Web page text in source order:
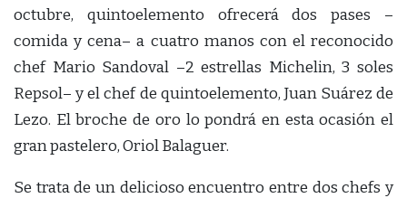
octubre, quintoelemento ofrecerá dos pases –
comida y cena– a cuatro manos con el reconocido
chef Mario Sandoval –2 estrellas Michelin, 3 soles
Repsol– y el chef de quintoelemento, Juan Suárez de
Lezo. El broche de oro lo pondrá en esta ocasión el
gran pastelero, Oriol Balaguer.
Se trata de un delicioso encuentro entre dos chefs y